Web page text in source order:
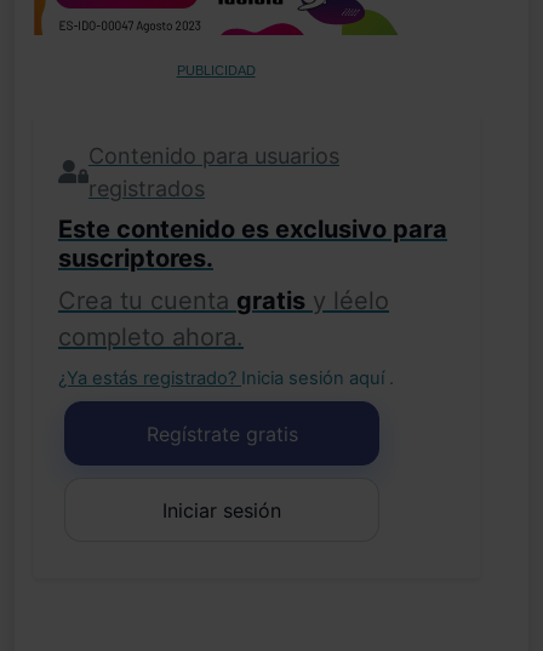
PUBLICIDAD
Contenido para usuarios
registrados
Este contenido es exclusivo para
suscriptores.
Crea tu cuenta gratis y léelo
completo ahora.
¿Ya estás registrado? Inicia sesión aquí .
Regístrate gratis
Iniciar sesión